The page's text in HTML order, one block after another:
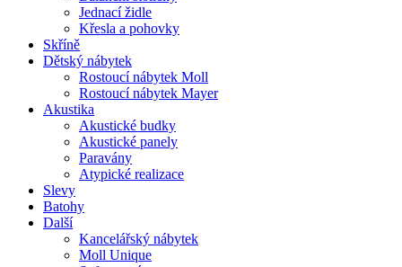
Jednací židle
Křesla a pohovky
Skříně
Dětský nábytek
Rostoucí nábytek Moll
Rostoucí nábytek Mayer
Akustika
Akustické budky
Akustické panely
Paravány
Atypické realizace
Slevy
Batohy
Další
Kancelářský nábytek
Moll Unique